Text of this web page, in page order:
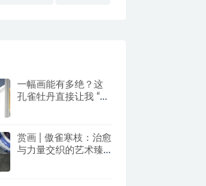
一幅画能有多绝？这
孔雀牡丹直接让我 “哇
赏画 | 傲雀寒枝：治愈
与力量交织的艺术臻